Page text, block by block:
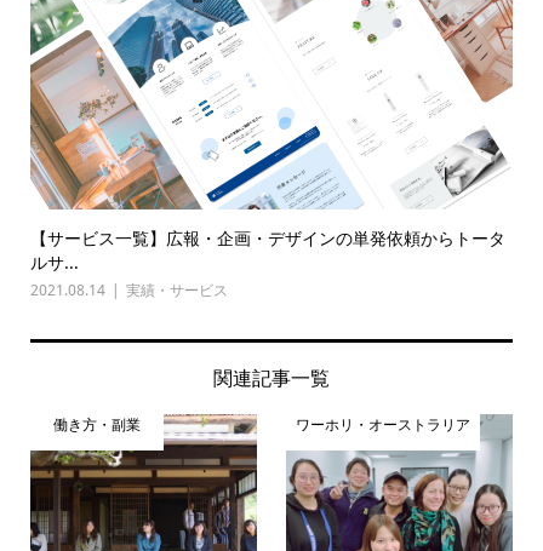
【サービス一覧】広報・企画・デザインの単発依頼からトータ
ルサ...
2021.08.14 実績・サービス
関連記事一覧
働き方・副業 ワーホリ・オーストラリア